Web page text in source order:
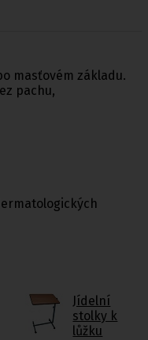
Jídelní
stolky k
lůžku
masťovém základu.
pachu,